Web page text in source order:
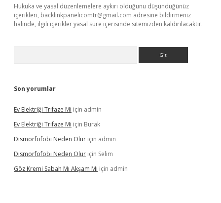
Hukuka ve yasal düzenlemelere aykırı olduğunu düşündüğünüz
içerikleri, backlinkpanelicomtr@gmail.com adresine bildirmeniz
halinde, ilgili içerikler yasal süre içerisinde sitemizden kaldırılacaktır.
Son yorumlar
Ev Elektriği Trifaze Mi için admin
Ev Elektriği Trifaze Mi için Burak
Dismorfofobi Neden Olur için admin
Dismorfofobi Neden Olur için Selim
Göz Kremi Sabah Mı Akşam Mı için admin